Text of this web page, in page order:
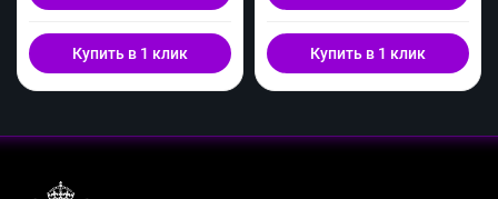
Купить в 1 клик Купить в 1 клик